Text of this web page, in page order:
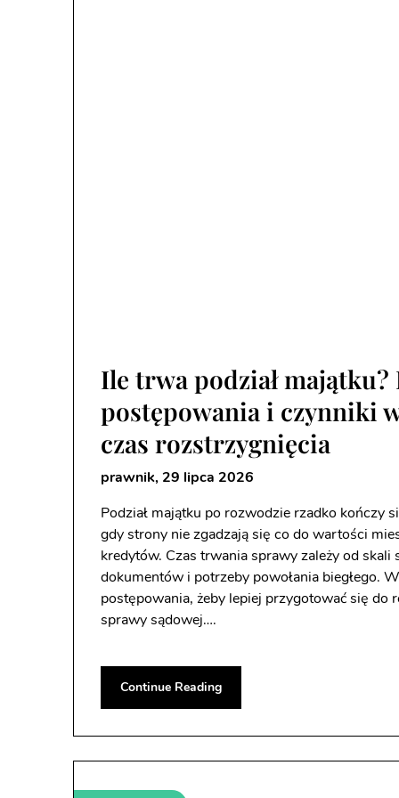
Ile trwa podział majątku?
postępowania i czynniki
czas rozstrzygnięcia
prawnik, 29 lipca 2026
Podział majątku po rozwodzie rzadko kończy
gdy strony nie zgadzają się co do wartości
kredytów. Czas trwania sprawy zależy od skali
dokumentów i potrzeby powołania biegłego.
postępowania, żeby lepiej przygotować się do
sprawy sądowej….
Continue Reading